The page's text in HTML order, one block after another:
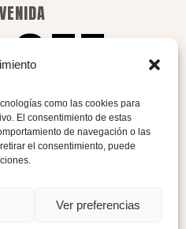
como las cookies para
El consentimiento de estas
de navegación o las
el consentimiento, puede
Ver preferencias
a 100€.
descuento